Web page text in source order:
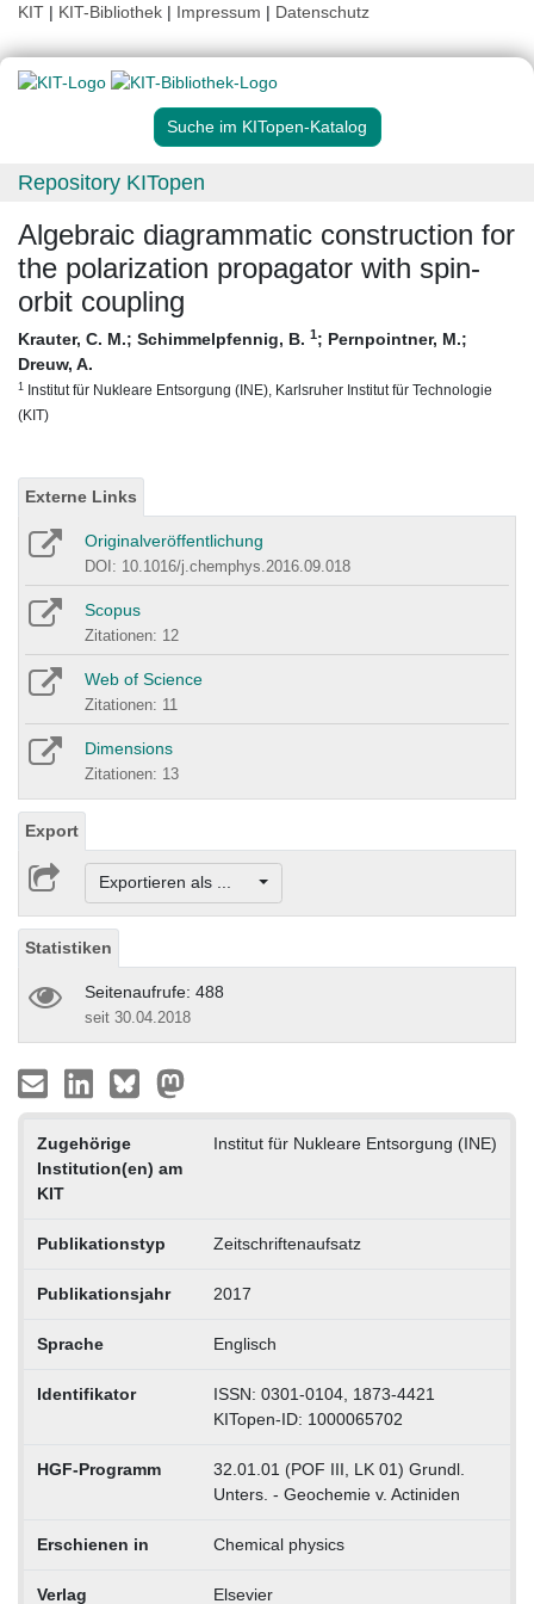
KIT | KIT-Bibliothek | Impressum | Datenschutz
Suche im KITopen-Katalog
Repository KITopen
Algebraic diagrammatic construction for
the polarization propagator with spin-
orbit coupling
Krauter, C. M.; Schimmelpfennig, B. 1; Pernpointner, M.;
Dreuw, A.
1 Institut für Nukleare Entsorgung (INE), Karlsruher Institut für Technologie
(KIT)
Externe Links
Originalveröffentlichung
DOI: 10.1016/j.chemphys.2016.09.018
Scopus
Zitationen: 12
Web of Science
Zitationen: 11
Dimensions
Zitationen: 13
Export
Exportieren als ...
Statistiken
Seitenaufrufe: 488
seit 30.04.2018
Zugehörige
Institution(en) am
KIT
Institut für Nukleare Entsorgung (INE)
Publikationstyp Zeitschriftenaufsatz
Publikationsjahr 2017
Sprache Englisch
Identifikator
ISSN: 0301-0104, 1873-4421
KITopen-ID: 1000065702
HGF-Programm
32.01.01 (POF III, LK 01) Grundl.
Unters. - Geochemie v. Actiniden
Erschienen in Chemical physics
Verlag Elsevier